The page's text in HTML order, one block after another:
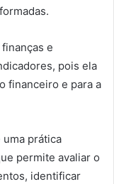
e
pois ela
financeiro e para a
uma prática
permite avaliar o
identificar